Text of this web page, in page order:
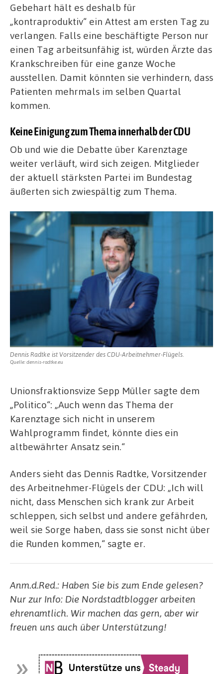
Gebehart hält es deshalb für
„kontraproduktiv“ ein Attest am ersten Tag zu
verlangen. Falls eine beschäftigte Person nur
einen Tag arbeitsunfähig ist, würden Ärzte das
Krankschreiben für eine ganze Woche
ausstellen. Damit könnten sie verhindern, dass
Patienten mehrmals im selben Quartal
kommen.
Keine Einigung zum Thema innerhalb der CDU
Ob und wie die Debatte über Karenztage
weiter verläuft, wird sich zeigen. Mitglieder
der aktuell stärksten Partei im Bundestag
äußerten sich zwiespältig zum Thema.
Dennis Radtke ist Vorsitzender des CDU-Arbeitnehmer-Flügels.
Quelle: dennis-radtke.eu
Unionsfraktionsvize Sepp Müller sagte dem
„Politico“: „Auch wenn das Thema der
Karenztage sich nicht in unserem
Wahlprogramm findet, könnte dies ein
altbewährter Ansatz sein.“
Anders sieht das Dennis Radtke, Vorsitzender
des Arbeitnehmer-Flügels der CDU: „Ich will
nicht, dass Menschen sich krank zur Arbeit
schleppen, sich selbst und andere gefährden,
weil sie Sorge haben, dass sie sonst nicht über
die Runden kommen,“ sagte er.
Anm.d.Red.: Haben Sie bis zum Ende gelesen?
Nur zur Info: Die Nordstadtblogger arbeiten
ehrenamtlich. Wir machen das gern, aber wir
freuen uns auch über Unterstützung!